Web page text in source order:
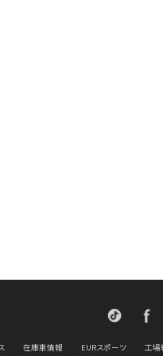
TikTok
在庫車情報 EURスポーツ 工場